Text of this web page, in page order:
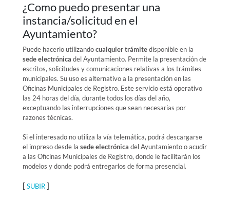
¿Como puedo presentar una
instancia/solicitud en el
Ayuntamiento?
Puede hacerlo utilizandocualquier trámitedisponible en la
sede electrónica del Ayuntamiento. Permite la presentación de
escritos, solicitudes y comunicaciones relativas a los trámites
municipales. Su uso es alternativo a la presentación en las
Oficinas Municipales de Registro. Este servicio está operativo
las 24 horas del día, durante todos los días del año,
exceptuando las interrupciones que sean necesarias por
razones técnicas.
Si el interesado no utiliza la vía telemática, podrá descargarse
el impreso desde la sede electrónica del Ayuntamiento o acudir
a las Oficinas Municipales de Registro, donde le facilitarán los
modelos y donde podrá entregarlos de forma presencial.
[ SUBIR]